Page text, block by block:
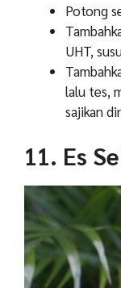
Potong
UHT,
lalu tes,
sajikan
11. Es